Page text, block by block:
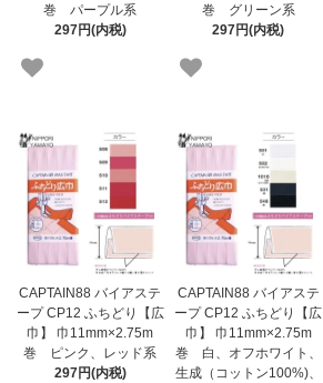
巻 パープル系
297円(内税)
巻 グリーン系
297円(内税)
CAPTAIN88 バイアステ
ープ CP12 ふちどり【広
巾】 巾11mm×2.75m
巻 ピンク、レッド系
297円(内税)
CAPTAIN88 バイアステ
ープ CP12 ふちどり【広
巾】 巾11mm×2.75m
巻 白、オフホワイト、
生成（コットン100%)、